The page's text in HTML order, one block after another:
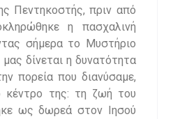
Πεντηκοστής, πριν από
η πασχαλινή
σήμερα το Μυστήριο
δίνεται η δυνατότητα
πορεία που διανύσαμε,
κέντρο της: τη ζωή του
ως δωρεά στον Ιησού